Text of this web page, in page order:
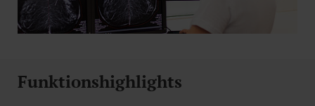
Funktionshighlights